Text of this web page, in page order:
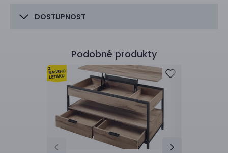
DOSTUPNOST
Podobné produkty